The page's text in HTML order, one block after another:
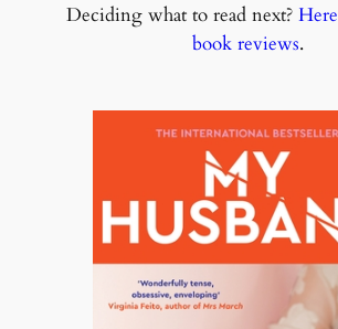
Deciding what to read next?
book reviews.